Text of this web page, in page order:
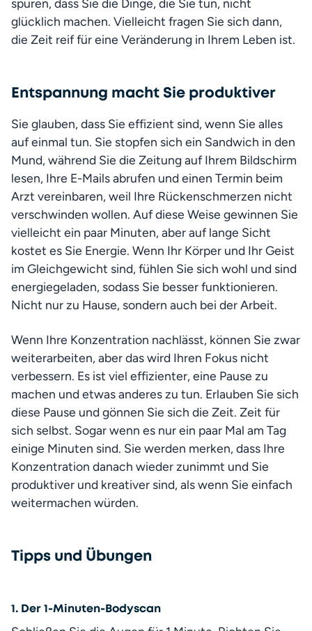
glücklich machen. Vielleicht fragen Sie sich dann,
die Zeit reif für eine Veränderung in Ihrem Leben ist.
Entspannung macht Sie produktiver
Sie glauben, dass Sie effizient sind, wenn Sie alles
auf einmal tun. Sie stopfen sich ein Sandwich in den
Mund, während Sie die Zeitung auf Ihrem Bildschirm
lesen, Ihre E-Mails abrufen und einen Termin beim
Arzt vereinbaren, weil Ihre Rückenschmerzen nicht
verschwinden wollen. Auf diese Weise gewinnen Sie
vielleicht ein paar Minuten, aber auf lange Sicht
kostet es Sie Energie. Wenn Ihr Körper und Ihr Geist
im Gleichgewicht sind, fühlen Sie sich wohl und sind
energiegeladen, sodass Sie besser funktionieren.
Nicht nur zu Hause, sondern auch bei der Arbeit.
Wenn Ihre Konzentration nachlässt, können Sie zwar
weiterarbeiten, aber das wird Ihren Fokus nicht
verbessern. Es ist viel effizienter, eine Pause zu
machen und etwas anderes zu tun. Erlauben Sie sich
diese Pause und gönnen Sie sich die Zeit. Zeit für
sich selbst. Sogar wenn es nur ein paar Mal am Tag
einige Minuten sind. Sie werden merken, dass Ihre
Konzentration danach wieder zunimmt und Sie
produktiver und kreativer sind, als wenn Sie einfach
weitermachen würden.
Tipps und Übungen
1. Der 1-Minuten-Bodyscan